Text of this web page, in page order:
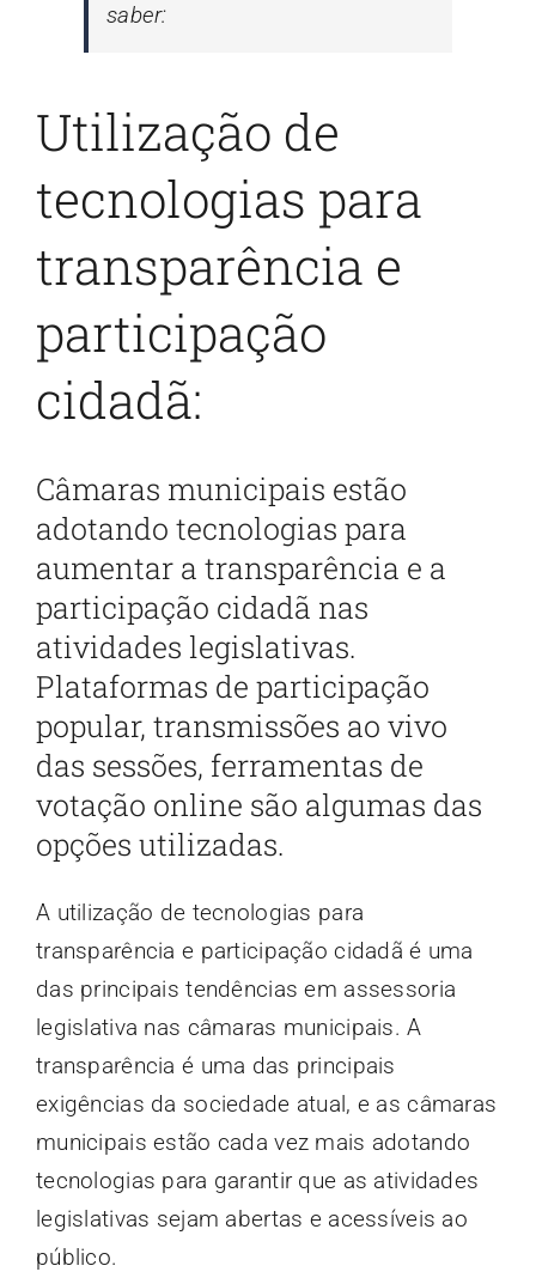
saber:
Utilização de
tecnologias para
transparência e
participação
cidadã:
Câmaras municipais estão
adotando tecnologias para
aumentar a transparência e a
participação cidadã nas
atividades legislativas.
Plataformas de participação
popular, transmissões ao vivo
das sessões, ferramentas de
votação online são algumas das
opções utilizadas.
A utilização de tecnologias para
transparência e participação cidadã é uma
das principais tendências em assessoria
legislativa nas câmaras municipais. A
transparência é uma das principais
exigências da sociedade atual, e as câmaras
municipais estão cada vez mais adotando
tecnologias para garantir que as atividades
legislativas sejam abertas e acessíveis ao
público.